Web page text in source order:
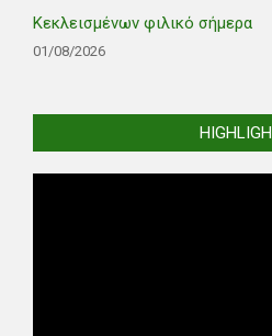
Κεκλεισμένων φιλικό σήμερα
01/08/2026